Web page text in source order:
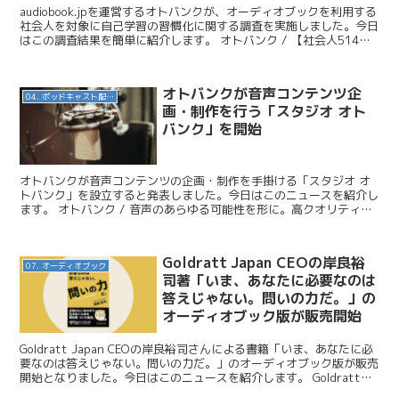
audiobook.jpを運営するオトバンクが、オーディオブックを利用する
社会人を対象に自己学習の習慣化に関する調査を実施しました。今日
はこの調査結果を簡単に紹介します。 オトバンク / 【社会人514名
04. ポッドキャスト配信・制作等
オトバンクが音声コンテンツ企
画・制作を行う「スタジオ オト
バンク」を開始
オトバンクが音声コンテンツの企画・制作を手掛ける「スタジオ オ
トバンク」を設立すると発表しました。今日はこのニュースを紹介し
ます。 オトバンク / 音声のあらゆる可能性を形に。高クオリティの
07. オーディオブック
Goldratt Japan CEOの岸良裕
司著「いま、あなたに必要なのは
答えじゃない。問いの力だ。」の
オーディオブック版が販売開始
Goldratt Japan CEOの岸良裕司さんによる書籍「いま、あなたに必
要なのは答えじゃない。問いの力だ。」のオーディオブック版が販売
開始となりました。今日はこのニュースを紹介します。 Goldratt